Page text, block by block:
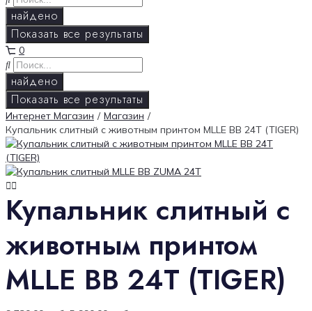
найдено
Показать все результаты
0
найдено
Показать все результаты
Интернет Магазин / Магазин /
Купальник слитный с животным принтом MLLE BB 24T (TIGER)
Купальник слитный с
животным принтом
MLLE BB 24T (TIGER)